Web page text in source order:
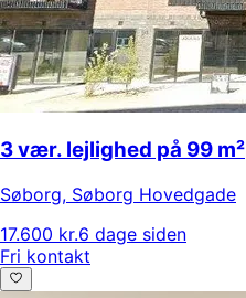
3 vær. lejlighed på 99 m²
Søborg, Søborg Hovedgade
17.600 kr.6 dage siden
Fri kontakt